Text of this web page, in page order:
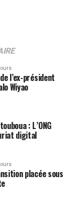
l’ex-président
Wiyao
: L’ONG
digital
placée sous